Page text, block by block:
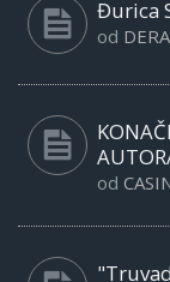
Đurica
od
od